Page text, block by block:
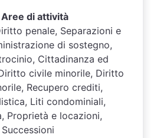
di attività
penale, Separazioni e
di sostegno,
Cittadinanza ed
civile minorile, Diritto
Recupero crediti,
Liti condominiali,
Proprietà e locazioni,
Successioni